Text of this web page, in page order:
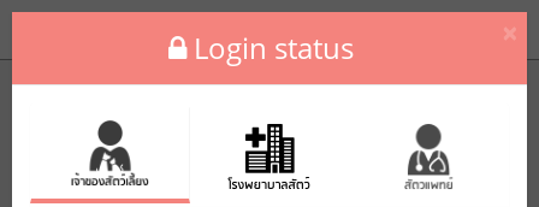
×
Login status